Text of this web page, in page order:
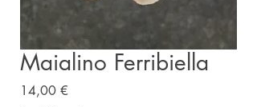
Maialino Ferribiella
14,00 €